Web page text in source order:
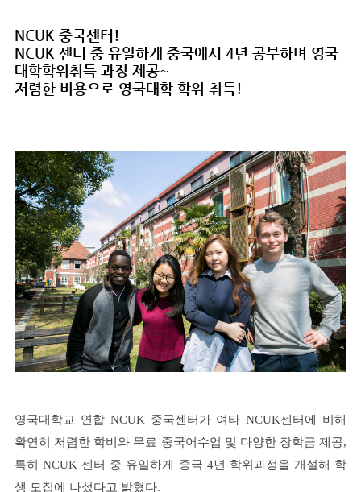
NCUK 중국센터!
NCUK 센터 중 유일하게 중국에서 4년 공부하며 영국
대학학위취득 과정 제공~
저렴한 비용으로 영국대학 학위 취득!
영국대학교 연합 NCUK 중국센터가 여타 NCUK센터에 비해
확연히 저렴한 학비와 무료 중국어수업 및 다양한 장학금 제공,
특히 NCUK 센터 중 유일하게 중국 4년 학위과정을 개설해 학
생 모집에 나섰다고 밝혔다.